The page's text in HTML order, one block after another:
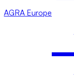
AGRA Europe